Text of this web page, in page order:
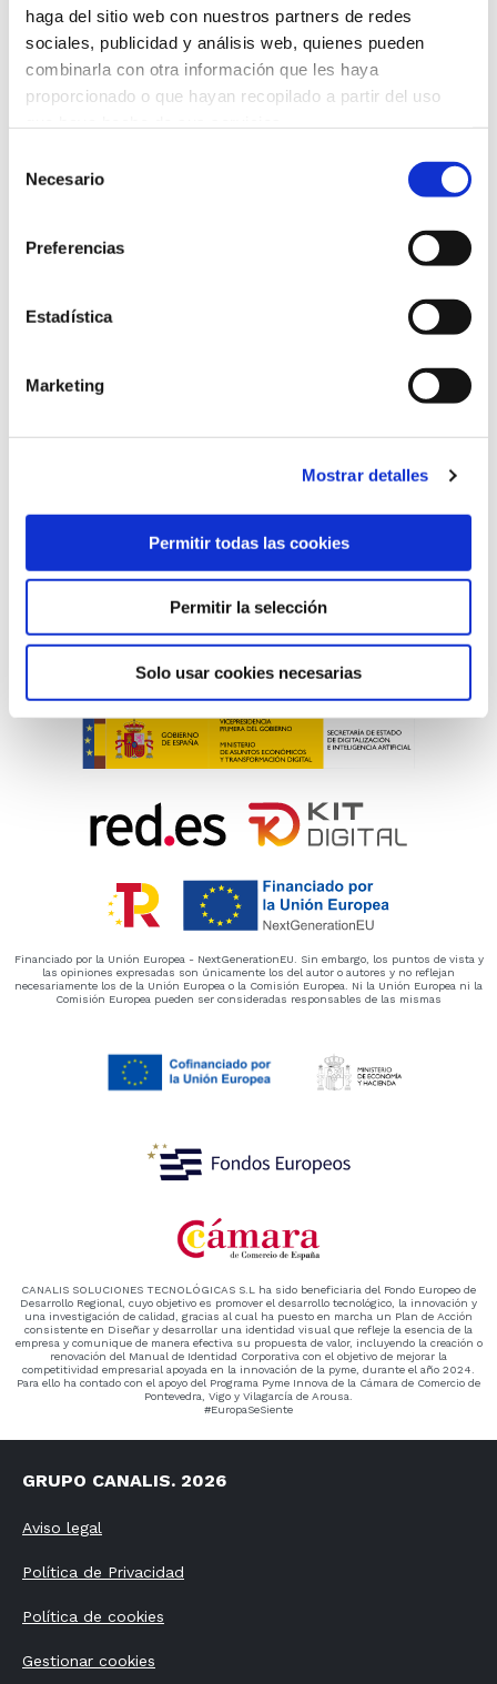
haga del sitio web con nuestros partners de redes
sociales, publicidad y análisis web, quienes pueden
combinarla con otra información que les haya
proporcionado o que hayan recopilado a partir del uso
Necesario
Preferencias
Estadística
Marketing
Mostrar detalles
Permitir todas las cookies
Permitir la selección
Solo usar cookies necesarias
GRUPO CANALIS celebra en familia sus 10
años de vida (Vilaboa)
09 Dez 2022
GRUPO CANALIS es reconocido por ARDÁN
como EMPRESA INNOVADORA y EMPRESA
GRUPO CANALIS participa de la primera
serie de webinars organizados por la IBSTT
PROGRAMA KIT DIGITAL CONFINADO POR LOS FONDOS NEXT
Financiado por la Unión Europea - NextGenerationEU. Sin embargo, los puntos de vista y
las opiniones expresadas son únicamente los del autor o autores y no reflejan
necesariamente los de la Unión Europea o la Comisión Europea. Ni la Unión Europea ni la
Comisión Europea pueden ser consideradas responsables de las mismas
CANALIS SOLUCIONES TECNOLÓGICAS S.L ha sido beneficiaria del Fondo Europeo de
Desarrollo Regional, cuyo objetivo es promover el desarrollo tecnológico, la innovación y
una investigación de calidad, gracias al cual ha puesto en marcha un Plan de Acción
consistente en Diseñar y desarrollar una identidad visual que refleje la esencia de la
empresa y comunique de manera efectiva su propuesta de valor, incluyendo la creación o
renovación del Manual de Identidad Corporativa con el objetivo de mejorar la
competitividad empresarial apoyada en la innovación de la pyme, durante el año 2024.
Para ello ha contado con el apoyo del Programa Pyme Innova de la Cámara de Comercio de
Pontevedra, Vigo y Vilagarcía de Arousa.
#EuropaSeSiente
GRUPO CANALIS. 2026
Aviso legal
Política de Privacidad
Política de cookies
Gestionar cookies